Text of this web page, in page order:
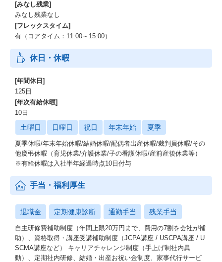
[みなし残業]
みなし残業なし
[フレックスタイム]
有（コアタイム：11:00～15:00）
休日・休暇
[年間休日]
125日
[年次有給休暇]
10日
土曜日 日曜日 祝日 年末年始 夏季
夏季休暇/年末年始休暇/結婚休暇/配偶者出産休暇/裁判員休暇/その
他慶弔休暇（育児休業/介護休業/子の看護休暇/産前産後休業等）
※有給休暇は入社半年経過時点10日付与
手当・福利厚生
退職金 定期健康診断 通勤手当 残業手当
自主研修費補助制度（年間上限20万円まで、費用の7割を会社が補
助）、資格取得・講座受講補助制度（JCPA講座 / USCPA講座 / U
SCMA講座など） キャリアチャレンジ制度（手上げ制社内異
動）、定期社内研修、結婚・出産お祝い金制度、家事代行サービ